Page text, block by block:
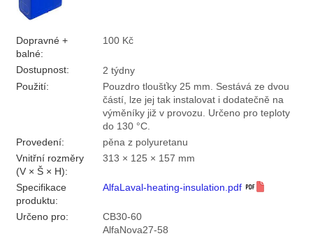
Dopravné +
balné:
100 Kč
Dostupnost:
2 týdny
Použití:
Pouzdro tloušťky 25 mm. Sestává ze dvou
částí, lze jej tak instalovat i dodatečně na
výměníky již v provozu. Určeno pro teploty
do 130 °C.
Provedení:
pěna z polyuretanu
Vnitřní rozměry
(V × Š × H):
313 × 125 × 157 mm
Specifikace
produktu:
AlfaLaval-heating-insulation.pdf
Určeno pro:
CB30-60
AlfaNova27-58